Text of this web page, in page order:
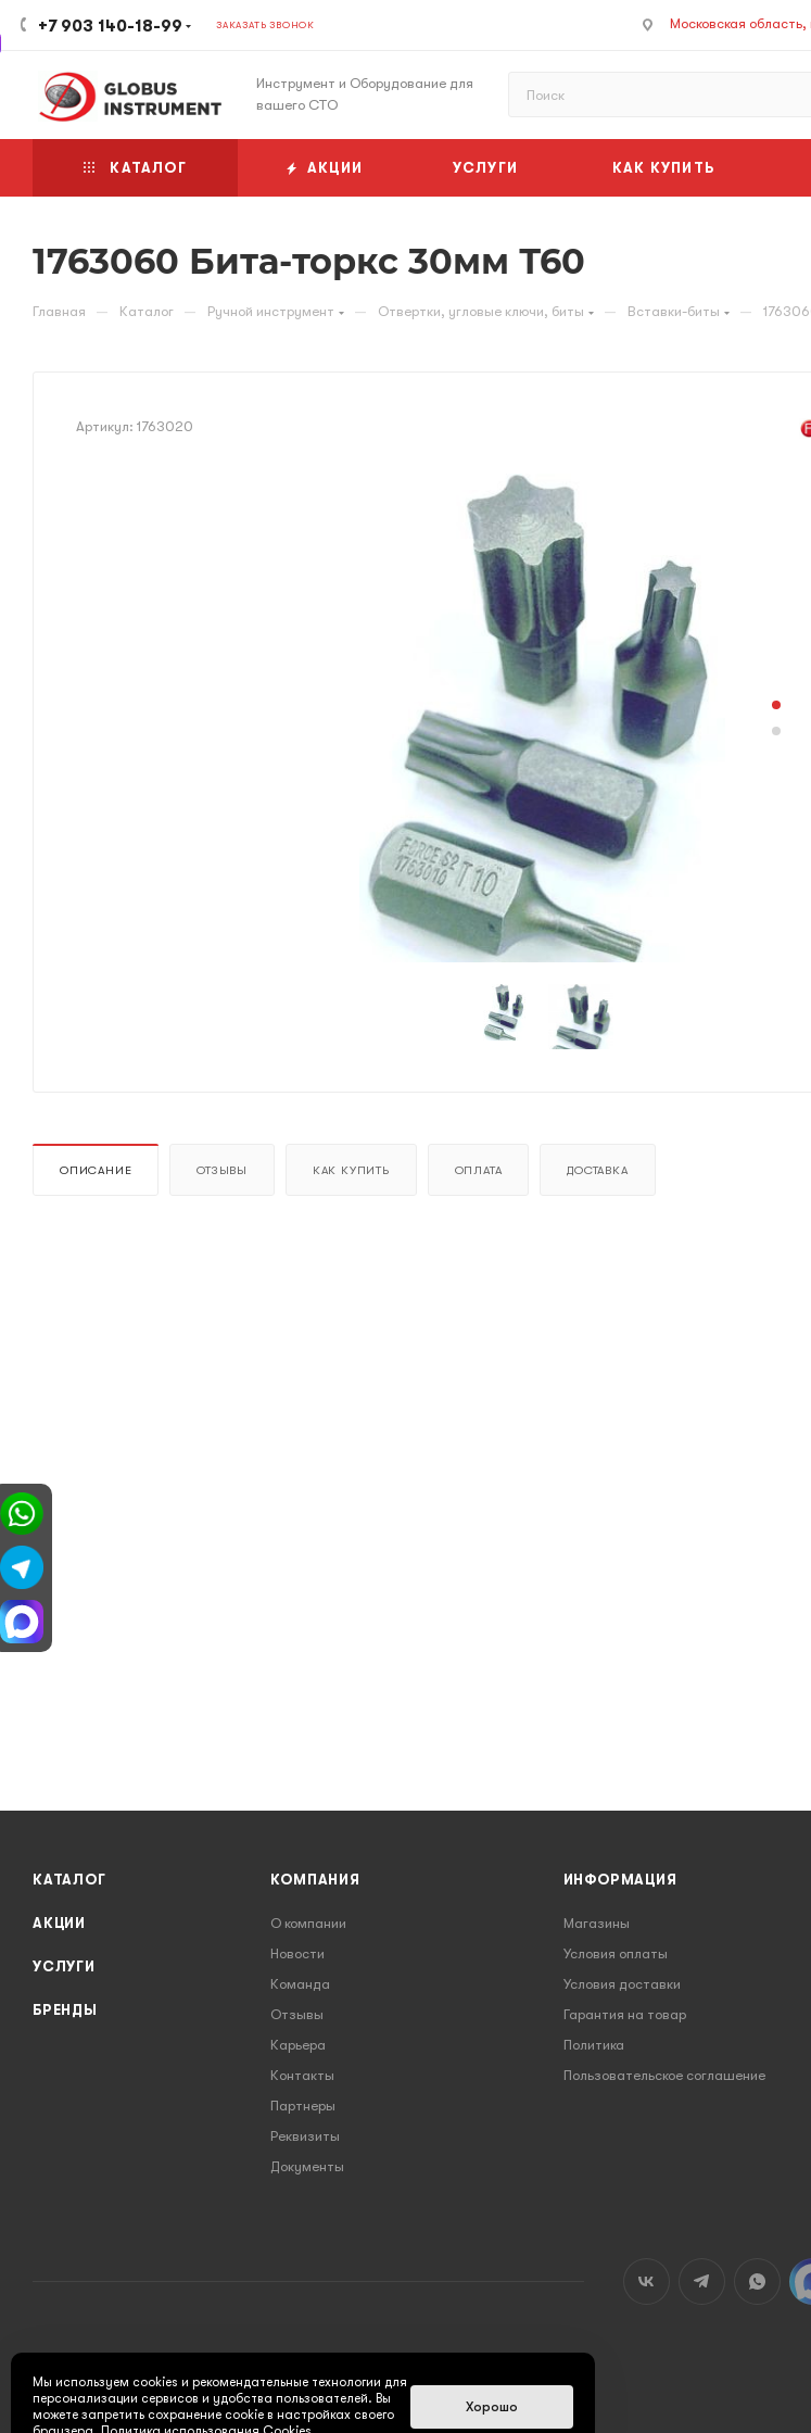
+7 903 140-18-99 ЗАКАЗАТЬ ЗВОНОК Московская
Инструмент и Оборудование для
вашего СТО
КАТАЛОГ АКЦИИ УСЛУГИ КАК КУПИТЬ
1763060 Бита-торкс 30мм Т60
Главная — Каталог — Ручной инструмент — Отвертки, угловые ключи, биты — Вставки-биты —
Артикул: 1763020
ОПИСАНИЕ ОТЗЫВЫ КАК КУПИТЬ ОПЛАТА ДОСТАВКА
КАТАЛОГ
АКЦИИ
УСЛУГИ
БРЕНДЫ
КОМПАНИЯ
О компании
Новости
Команда
Отзывы
Карьера
Контакты
Партнеры
Реквизиты
Документы
ИНФОРМАЦИЯ
Магазины
Условия оплаты
Условия доставки
Гарантия на товар
Политика
Пользовательское соглашение
Мы используем cookies и рекомендательные технологии для
персонализации сервисов и удобства пользователей. Вы
можете запретить сохранение cookie в настройках своего
Хорошо